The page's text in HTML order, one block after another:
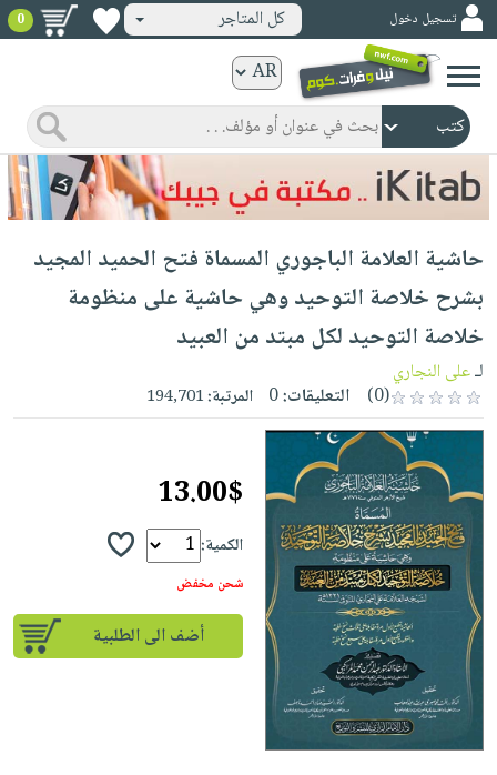
ورقية
المواضيع
صدر
حديثاً
الأكثر
مبيعاً
جوائز
شحن
مخفض
عروض
خاصة
صفحات
مشوقة
إختياراتنا
كتب
أكاديمية
صندوق
English
books
كتب
الكترونية
الرئيسية
صدر
حديثاً
الأكثر
مبيعاً
كتب
مجانية
إختياراتنا
iKitab
بلا
حدود
أسئلة
طرحها
تحميل
iKitab
صوتية
الصفحة
الرئيسية
masmu3
حدود
يتكرر
طرحها
تحميل
masmu3
Android
تحميل
أطفال
وناشئة
الصفحة
الرئيسية
المواضيع
الأكثر
مبيعاً
وسائل
تعليمية
صندوق
القراءة
جوائز
وسائل
تعليمية
الصحة
والعناية
الشخصية
جديد
الكل
أجهزةالمطبخ
تسجيل دخول كل المتاجر 0
حاشية العلامة الباجوري المسماة فتح الحميد المجيد
بشرح خلاصة التوحيد وهي حاشية على منظومة
خلاصة التوحيد لكل مبتد من العبيد
لـعلى النجاري
(0)
التعليقات:0 المرتبة:194,701
13.00$
الكمية:
شحن مخفض
أضف الى الطلبية